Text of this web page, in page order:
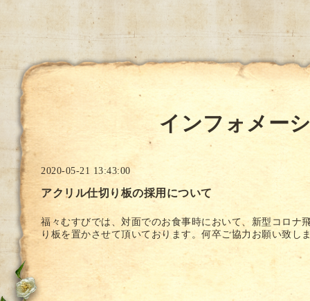
インフォメー
2020-05-21 13:43:00
アクリル仕切り板の採用について
福々むすびでは、対面でのお食事時において、新型コロナ
り板を置かさせて頂いております。何卒ご協力お願い致し